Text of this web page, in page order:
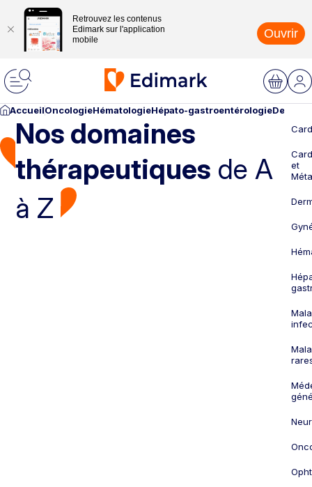
Retrouvez les contenus
Edimark sur l'application
mobile
Ouvrir
AccueilOncologieHématologieHépato-gastroentérologie
Nos domaines
thérapeutiques de A
à Z
et